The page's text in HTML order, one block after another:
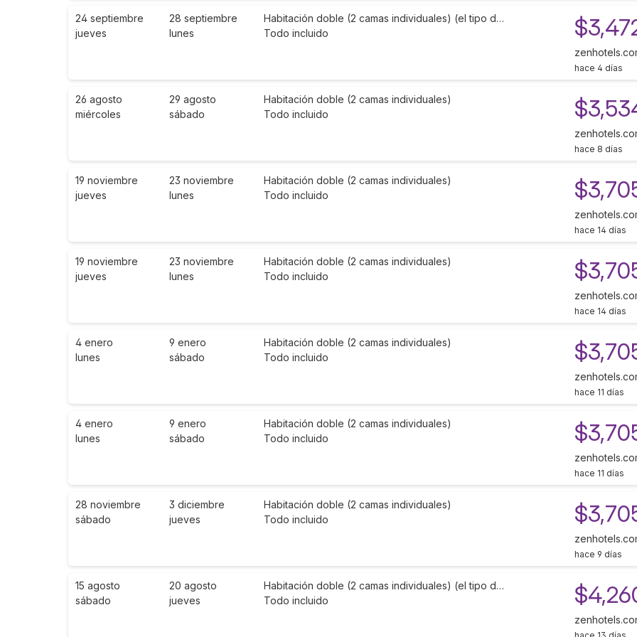
24 septiembre
jueves
28 septiembre
lunes
Habitación doble (2 camas individuales) (el tipo d…
Todo incluido
hace 4 días
26 agosto
miércoles
29 agosto
sábado
Habitación doble (2 camas individuales)
Todo incluido
hace 8 días
19 noviembre
jueves
23 noviembre
lunes
Habitación doble (2 camas individuales)
Todo incluido
hace 14 días
19 noviembre
jueves
23 noviembre
lunes
Habitación doble (2 camas individuales)
Todo incluido
hace 14 días
4 enero
lunes
9 enero
sábado
Habitación doble (2 camas individuales)
Todo incluido
hace 11 días
4 enero
lunes
9 enero
sábado
Habitación doble (2 camas individuales)
Todo incluido
hace 11 días
28 noviembre
sábado
3 diciembre
jueves
Habitación doble (2 camas individuales)
Todo incluido
hace 9 días
15 agosto
sábado
20 agosto
jueves
Habitación doble (2 camas individuales) (el tipo d…
Todo incluido